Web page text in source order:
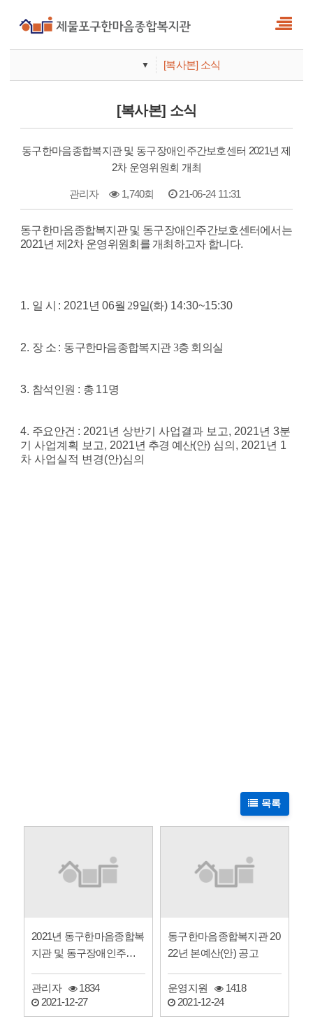
▼
기관안내
[복사본] 소식
[복사본] 소식
동구한마음종합복지관 및 동구장애인주간보호센터 2021년 제
2차 운영위원회 개최
관리자 1,740회 21-06-24 11:31
본문
동구한마음종합복지관 및 동구장애인주간보호센터에서는
2021년 제2차 운영위원회를 개최하고자 합니다.
1. 일 시 : 2021년 06월 29일(화) 14:30~15:30
2. 장 소 : 동구한마음종합복지관 3층 회의실
3. 참석인원 : 총 11명
4. 주요안건 : 2021년 상반기 사업결과 보고, 2021년 3분
기 사업계획 보고, 2021년 추경 예산(안) 심의, 2021년 1
차 사업실적 변경(안)심의
목록
2021년 동구한마음종합복
지관 및 동구장애인주간
…
관리자
1834
2021-12-27
동구한마음종합복지관 20
22년 본예산(안) 공고
운영지원
1418
2021-12-24